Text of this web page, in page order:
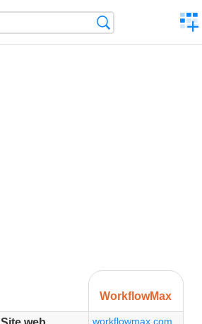
un
WorkflowMax
workflowmax.com